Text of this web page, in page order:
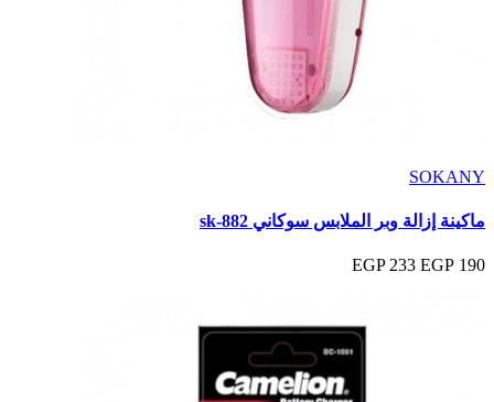
SOKANY
ماكينة إزالة وبر الملابس سوكاني sk-882
190 EGP
233 EGP